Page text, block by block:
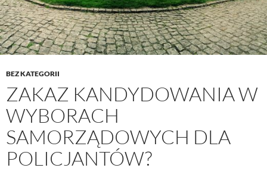
BEZ KATEGORII
ZAKAZ KANDYDOWANIA W
WYBORACH
SAMORZĄDOWYCH DLA
POLICJANTÓW?